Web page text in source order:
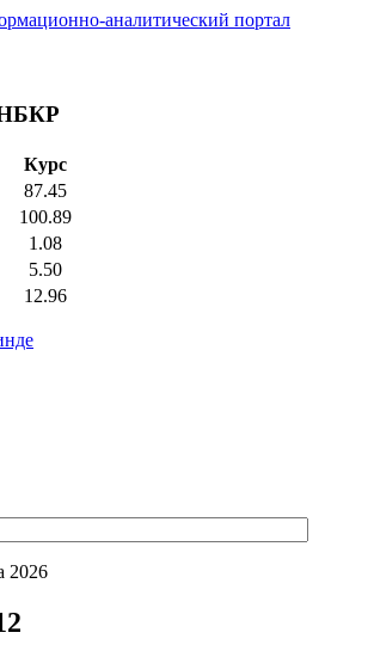
Курс
87.45
100.89
1.08
5.50
12.96
2026